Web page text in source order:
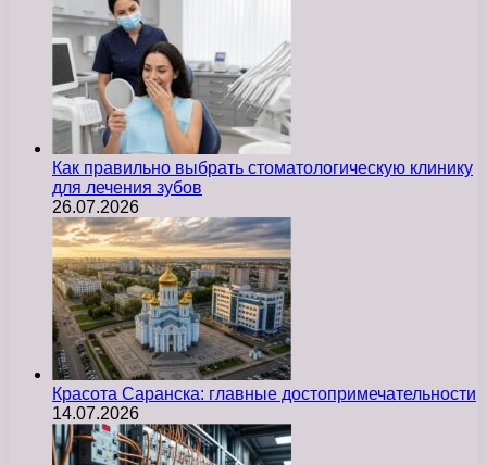
Как правильно выбрать стоматологическую клинику
для лечения зубов
26.07.2026
Красота Саранска: главные достопримечательности
14.07.2026